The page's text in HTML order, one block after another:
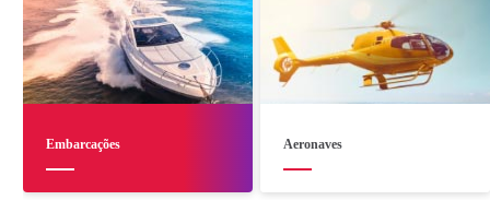
Embarcações Aeronaves